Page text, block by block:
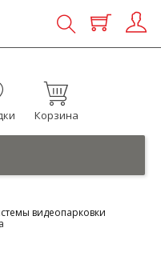
Корзина
видеопарковки